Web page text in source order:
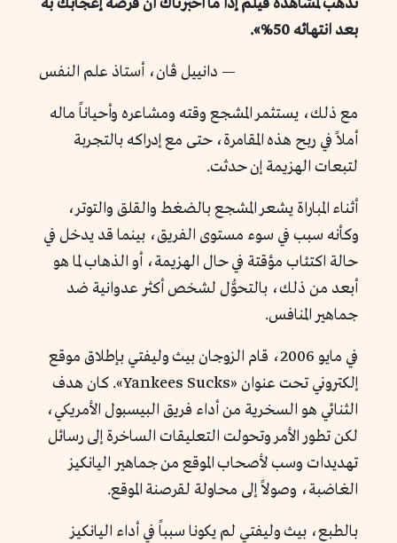
بعد انتهائه 50%».
— دانييل ڤان، أستاذ علم النفس
مع ذلك، يستثمر المشجع وقته ومشاعره وأحياناً ماله
أملاً في ربح هذه المقامرة، حتى مع إدراكه بالتجربة
لتبعات الهزيمة إن حدثت.
أثناء المباراة يشعر المشجع بالضغط والقلق والتوتر،
وكأنه سبب في سوء مستوى الفريق، بينما قد يدخل في
حالة اكتئاب مؤقتة في حال الهزيمة، أو الذهاب لما هو
أبعد من ذلك، بالتحوُّل لشخص أكثر عدوانية ضد
جماهير المنافس.
في مايو 2006، قام الزوجان بيث وليفتي بإطلاق موقع
إلكتروني تحت عنوان «Yankees Sucks». كان هدف
الثنائي هو السخرية من أداء فريق البيسبول الأمريكي،
لكن تطور الأمر وتحولت التعليقات الساخرة إلى رسائل
تهديدات وسب لأصحاب الموقع من جماهير اليانكيز
الغاضبة، وصولاً إلى محاولة لقرصنة الموقع.
بالطبع، بيث وليفتي لم يكونا سبباً في أداء اليانكيز